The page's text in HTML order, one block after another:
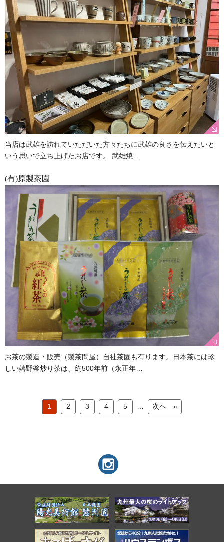
当店は武雄を訪れていただいた方々たちに武雄の良さを伝えたいと
いう思いで立ち上げたお店です。 武雄焼…
(有)原製茶園
お茶の製造・販売（製茶問屋）自社茶園も有ります。日本茶には珍
しい嬉野釜炒り茶は、約500年前（永正年…
1 2 3 4 5 次へ »